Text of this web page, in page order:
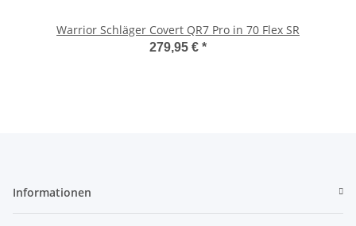
Warrior Schläger Covert QR7 Pro in 70 Flex SR
279,95 € *
Informationen